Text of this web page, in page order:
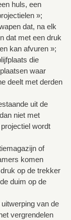
huls, een
»;
dat, na elk
dat met een druk
kan afvuren »;
die
waar
deelt met derden
uit de
niet met
wordt
of
komen
op de trekker
duim op de
van de
vergrendelen